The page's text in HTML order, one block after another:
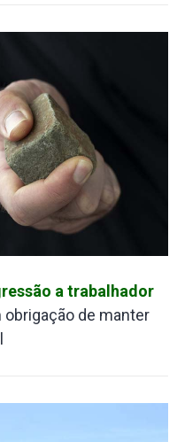
a trabalhador
obrigação de manter